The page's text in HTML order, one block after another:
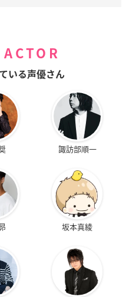
いる声優さん
諏訪部順一
坂本真綾